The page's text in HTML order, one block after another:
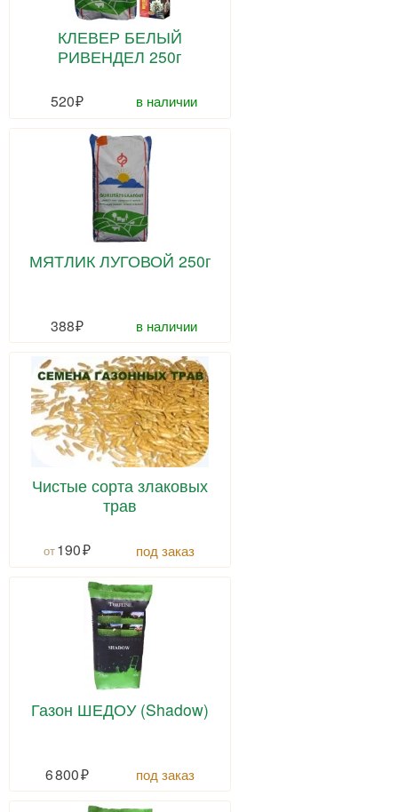
КЛЕВЕР БЕЛЫЙ
РИВЕНДЕЛ 250г
520 в наличии
МЯТЛИК ЛУГОВОЙ 250г
388 в наличии
Чистые сорта злаковых
трав
190 под заказ
Газон ШЕДОУ (Shadow)
6 800 под заказ